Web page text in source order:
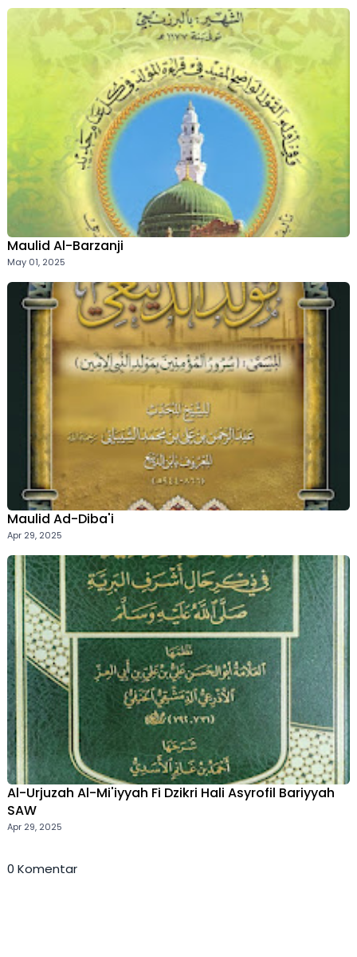
Maulid Al-Barzanji
May 01, 2025
Maulid Ad-Diba'i
Apr 29, 2025
Al-Urjuzah Al-Mi'iyyah Fi Dzikri Hali Asyrofil Bariyyah
SAW
Apr 29, 2025
0 Komentar